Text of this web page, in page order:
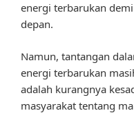
energi terbarukan
depan.
Namun, tantangan
energi terbarukan
adalah kurangnya
masyarakat tentang